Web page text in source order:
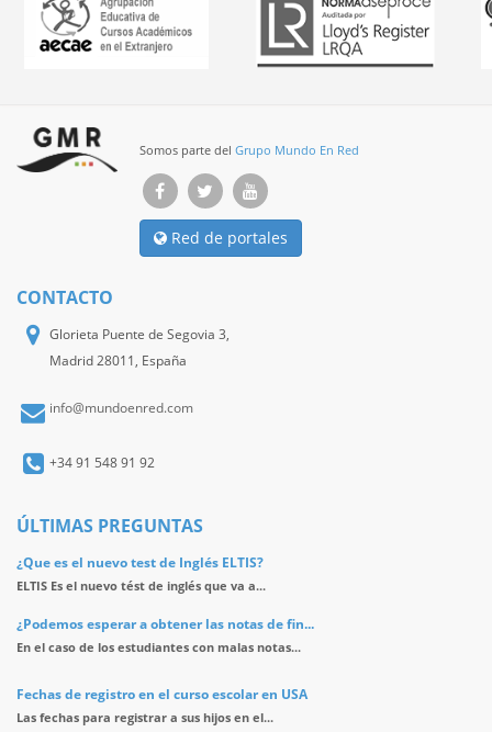
Somos parte del Grupo Mundo En Red
Red de portales
CONTACTO
Glorieta Puente de Segovia 3,
Madrid 28011, España
info@mundoenred.com
+34 91 548 91 92
ÚLTIMAS PREGUNTAS
¿Que es el nuevo test de Inglés ELTIS?
ELTIS Es el nuevo tést de inglés que va a...
¿Podemos esperar a obtener las notas de fin...
En el caso de los estudiantes con malas notas...
Fechas de registro en el curso escolar en USA
Las fechas para registrar a sus hijos en el...